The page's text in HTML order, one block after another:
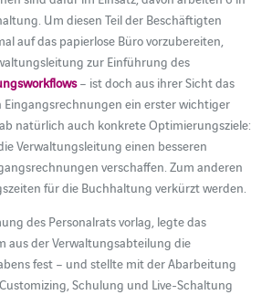
Um diesen Teil der Beschäftigten
auf das papierlose Büro vorzubereiten,
zur Einführung des
– ist doch aus ihrer Sicht das
Eingangsrechnungen ein erster wichtiger
natürlich auch konkrete Optimierungsziele:
Verwaltungsleitung einen besseren
verschaffen. Zum anderen
für die Buchhaltung verkürzt werden.
des Personalrats vorlag, legte das
aus der Verwaltungsabteilung die
fest – und stellte mit der Abarbeitung
Schulung und Live-Schaltung